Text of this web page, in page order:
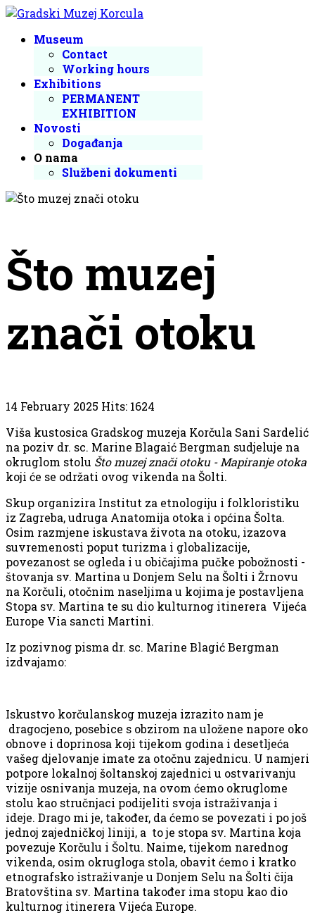
Museum
Contact
Working hours
Exhibitions
PERMANENT
EXHIBITION
Novosti
Događanja
O nama
Službeni dokumenti
Što muzej
znači otoku
14 February 2025 Hits: 1624
Viša kustosica Gradskog muzeja Korčula Sani Sardelić
na poziv dr. sc. Marine Blagaić Bergman sudjeluje na
okruglom stolu Što muzej znači otoku - Mapiranje otoka
koji će se održati ovog vikenda na Šolti.
Skup organizira Institut za etnologiju i folkloristiku
iz Zagreba, udruga Anatomija otoka i općina Šolta.
Osim razmjene iskustava života na otoku, izazova
suvremenosti poput turizma i globalizacije,
povezanost se ogleda i u običajima pučke pobožnosti -
štovanja sv. Martina u Donjem Selu na Šolti i Žrnovu
na Korčuli, otočnim naseljima u kojima je postavljena
Stopa sv. Martina te su dio kulturnog itinerera Vijeća
Europe Via sancti Martini.
Iz pozivnog pisma dr. sc. Marine Blagić Bergman
izdvajamo:
Iskustvo korčulanskog muzeja izrazito nam je
dragocjeno, posebice s obzirom na uložene napore oko
obnove i doprinosa koji tijekom godina i desetljeća
vašeg djelovanje imate za otočnu zajednicu. U namjeri
potpore lokalnoj šoltanskoj zajednici u ostvarivanju
vizije osnivanja muzeja, na ovom ćemo okruglome
stolu kao stručnjaci podijeliti svoja istraživanja i
ideje. Drago mi je, također, da ćemo se povezati i po još
jednoj zajedničkoj liniji, a to je stopa sv. Martina koja
povezuje Korčulu i Šoltu. Naime, tijekom narednog
vikenda, osim okrugloga stola, obavit ćemo i kratko
etnografsko istraživanje u Donjem Selu na Šolti čija
Bratovština sv. Martina također ima stopu kao dio
kulturnog itinerera Vijeća Europe.